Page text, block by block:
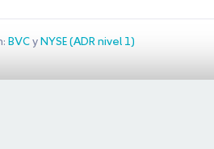
BVCy NYSE (ADR nivel 1)